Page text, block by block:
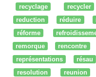
recyclage
recycler
reduction
réduire
réforme
remorque
rencontre
représentations
résau
resolution
reunion